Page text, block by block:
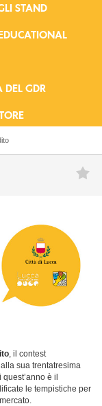
STAND
DEL GDR
, il contest
sua trentatresima
è il
le tempistiche per